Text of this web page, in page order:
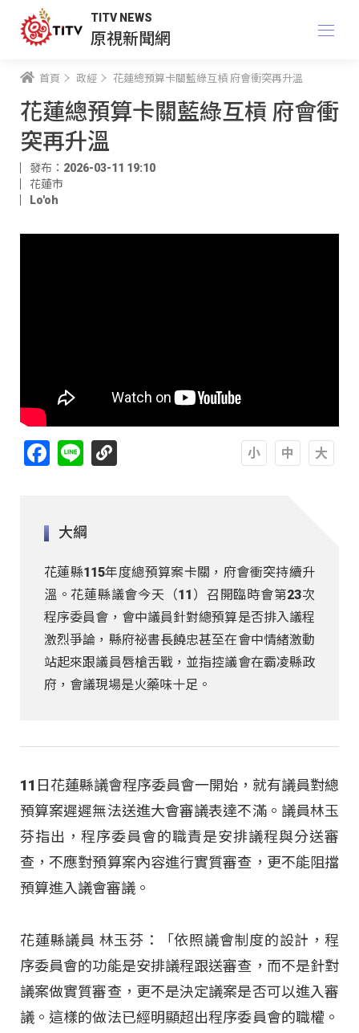
TITV NEWS
原視新聞網
首頁 政經 花蓮總預算卡關藍綠互槓 府會衝突再升溫
花蓮總預算卡關藍綠互槓 府會衝
突再升溫
發布：2026-03-11 19:10
花蓮市
Lo'oh
Facebook
Line
大綱
花蓮縣115年度總預算案卡關，府會衝突持續升
溫。花蓮縣議會今天（11）召開臨時會第23次
程序委員會，會中議員針對總預算是否排入議程
激烈爭論，縣府祕書長饒忠甚至在會中情緒激動
站起來跟議員唇槍舌戰，並指控議會在霸凌縣政
府，會議現場是火藥味十足。
11日花蓮縣議會程序委員會一開始，就有議員對總
預算案遲遲無法送進大會審議表達不滿。議員林玉
芬指出，程序委員會的職責是安排議程與分送審
查，不應對預算案內容進行實質審查，更不能阻擋
預算進入議會審議。
花蓮縣議員 林玉芬：「依照議會制度的設計，程
序委員會的功能是安排議程跟送審查，而不是針對
議案做實質審查，更不是決定議案是否可以進入審
議。這樣的做法已經明顯超出程序委員會的職權。